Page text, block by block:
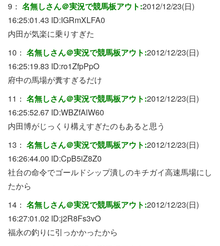
9： 名無しさん＠実況で競馬板アウト:2012/12/23(日)
16:25:01.43 ID:IGRmXLFA0
内田が気楽に乗りすぎた
10： 名無しさん＠実況で競馬板アウト:2012/12/23(日)
16:25:19.83 ID:ro1ZfpPpO
府中の馬場が糞すぎるだけ
11： 名無しさん＠実況で競馬板アウト:2012/12/23(日)
16:25:52.67 ID:WBZfAlW60
内田博がじっくり構えすぎたのもあると思う
13： 名無しさん＠実況で競馬板アウト:2012/12/23(日)
16:26:44.00 ID:CpB5iZ8Z0
社台の命令でゴールドシップ潰しのキチガイ高速馬場にし
たから
14： 名無しさん＠実況で競馬板アウト:2012/12/23(日)
16:27:01.02 ID:j2R8Fs3vO
福永の釣りに引っかかったから